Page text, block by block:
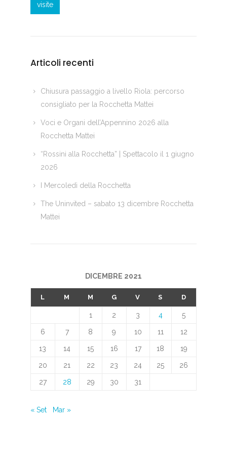
visite
Articoli recenti
Chiusura passaggio a livello Riola: percorso
consigliato per la Rocchetta Mattei
Voci e Organi dell’Appennino 2026 alla
Rocchetta Mattei
“Rossini alla Rocchetta” | Spettacolo il 1 giugno
2026
I Mercoledì della Rocchetta
The Uninvited – sabato 13 dicembre Rocchetta
Mattei
DICEMBRE 2021
L M M G V S D
1 2 3 4 5
6 7 8 9 10 11 12
13 14 15 16 17 18 19
20 21 22 23 24 25 26
27 28 29 30 31
« Set Mar »